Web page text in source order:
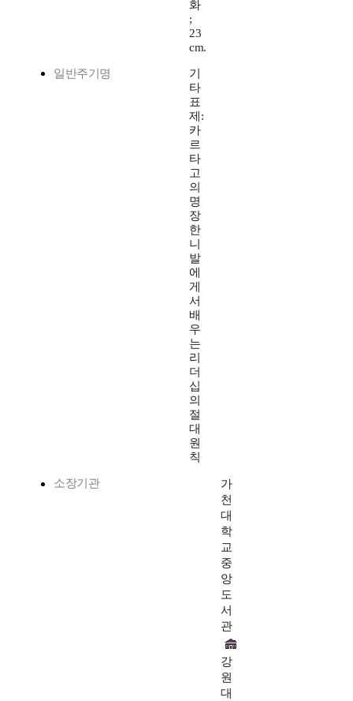
화
;
23
cm.
일반주기명
기
타
표
제:
카
르
타
고
의
명
장
한
니
발
에
게
서
배
우
는
리
더
십
의
절
대
원
칙
소장기관
가
천
대
학
교
중
앙
도
서
관
강
원
대